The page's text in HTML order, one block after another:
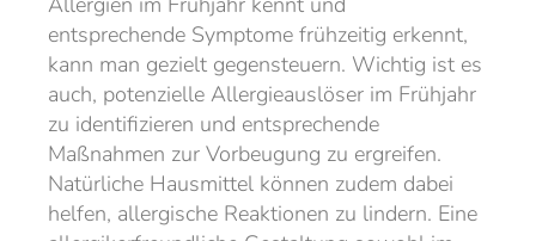
entsprechende Symptome frühzeitig erkennt,
kann man gezielt gegensteuern. Wichtig ist es
auch, potenzielle Allergieauslöser im Frühjahr
zu identifizieren und entsprechende
Maßnahmen zur Vorbeugung zu ergreifen.
Natürliche Hausmittel können zudem dabei
helfen, allergische Reaktionen zu lindern. Eine